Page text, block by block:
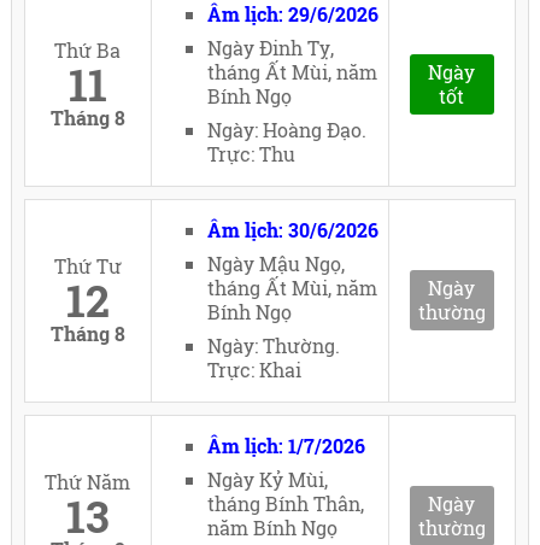
Thứ Ba
11
Tháng 8
Âm lịch: 29/6/2026
Ngày Đinh Tỵ,
tháng Ất Mùi, năm
Bính Ngọ
Ngày: Hoàng Đạo.
Trực: Thu
Ngày
tốt
Thứ Tư
12
Tháng 8
Âm lịch: 30/6/2026
Ngày Mậu Ngọ,
tháng Ất Mùi, năm
Bính Ngọ
Ngày: Thường.
Trực: Khai
Ngày
thường
Thứ Năm
13
Âm lịch: 1/7/2026
Ngày Kỷ Mùi,
tháng Bính Thân,
năm Bính Ngọ
Ngày
thường